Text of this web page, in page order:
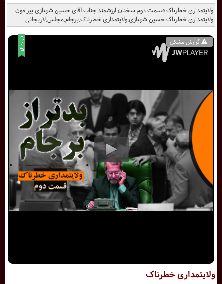
ولایتمداری خطرناک
گزارش مشکل
ولایتمداری خطرناک قسمت دوم سخنان ارزشمند جناب آقای حسین شهبازی پیرامون
ولایتمداری خطرناک حسین شهبازی,ولایتمداری خطرناک,برجام,مجلس,لاریجانی